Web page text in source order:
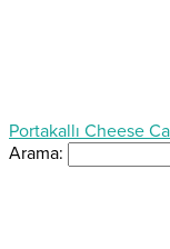
Portakallı Cheese
Arama: